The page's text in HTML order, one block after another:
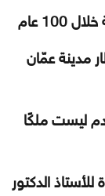
مدينة عمّان
ليست ملكًا
الدكتور